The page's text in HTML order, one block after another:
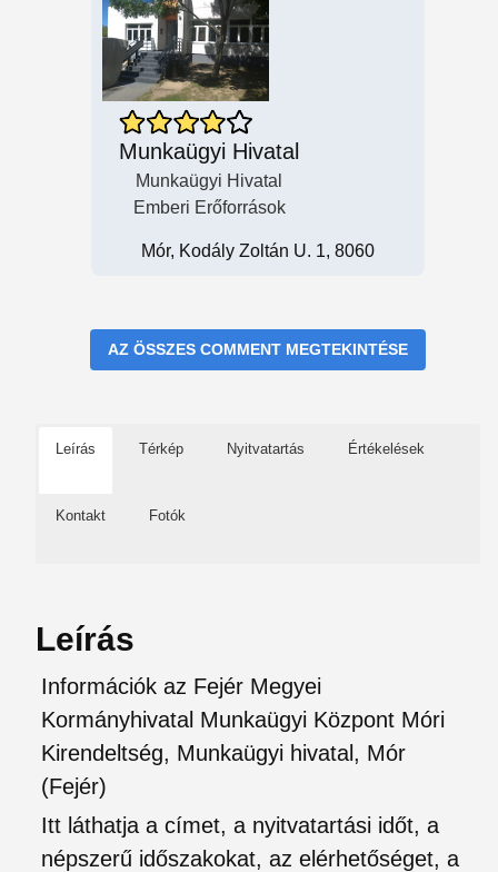
Munkaügyi Hivatal
Munkaügyi Hivatal
Emberi Erőforrások
Mór, Kodály Zoltán U. 1, 8060
AZ ÖSSZES COMMENT MEGTEKINTÉSE
Leírás Térkép Nyitvatartás Értékelések
Kontakt Fotók
Leírás
Információk az Fejér Megyei
Kormányhivatal Munkaügyi Központ Móri
Kirendeltség, Munkaügyi hivatal, Mór
(Fejér)
Itt láthatja a címet, a nyitvatartási időt, a
népszerű időszakokat, az elérhetőséget, a